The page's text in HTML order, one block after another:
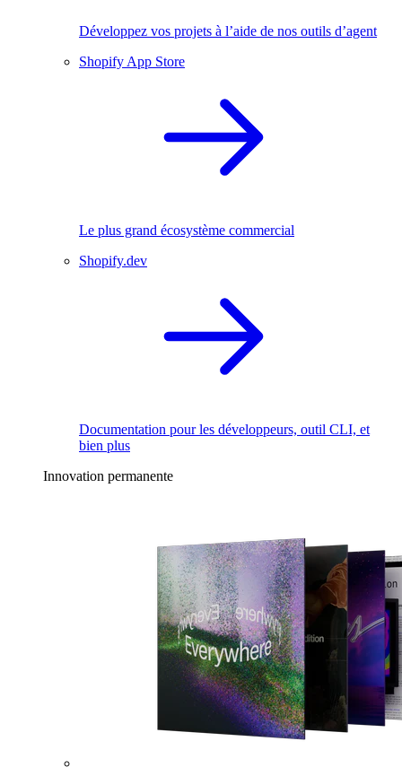
Développez vos projets à l’aide de nos outils d’agent
Shopify App Store
Le plus grand écosystème commercial
Shopify.dev
Documentation pour les développeurs, outil CLI, et
bien plus
Innovation permanente